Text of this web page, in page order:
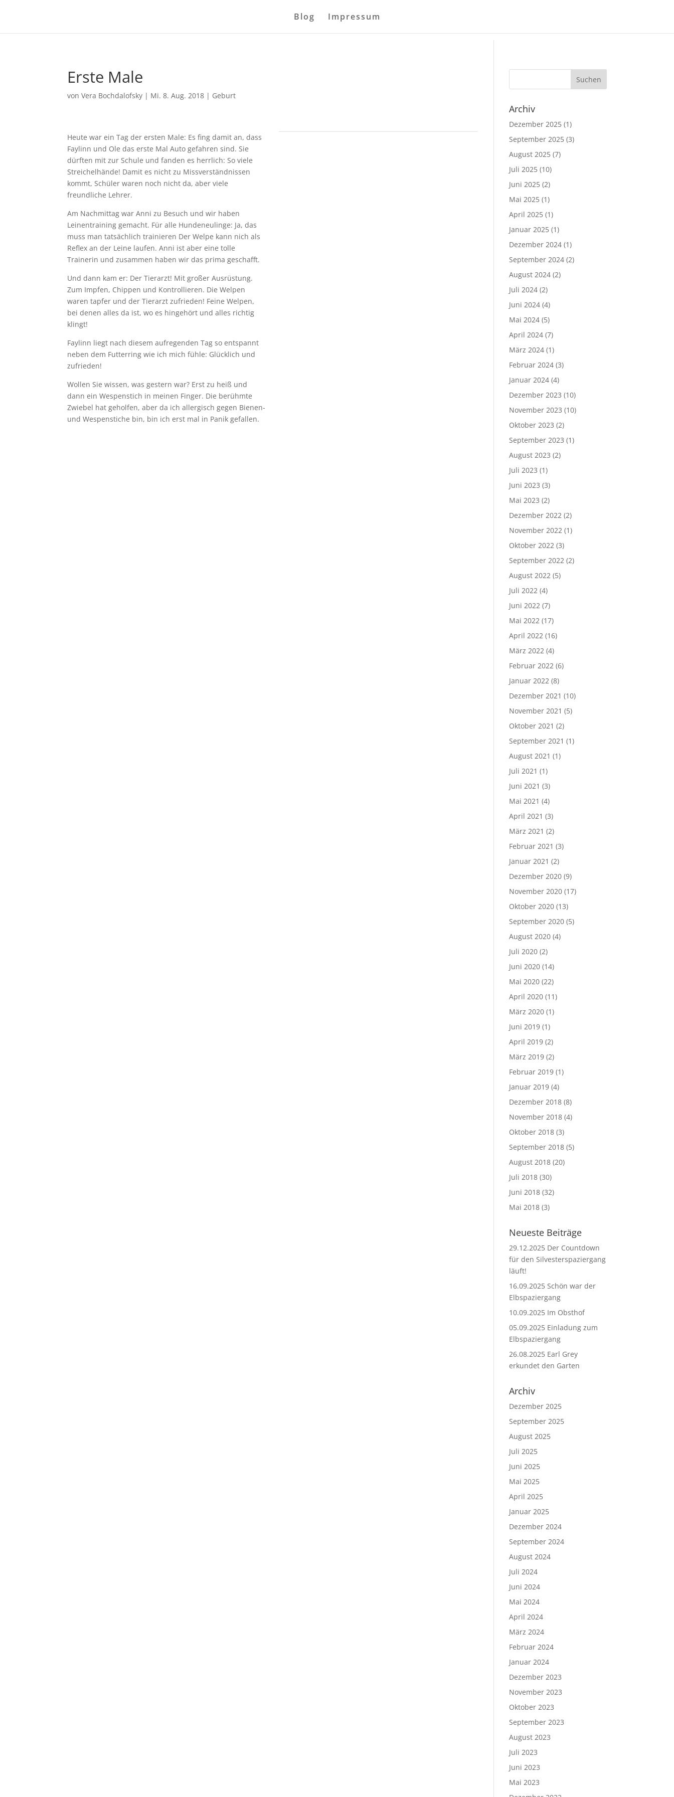
Blog Impressum
Erste Male
vonVera Bochdalofsky | Mi. 8. Aug. 2018 | Geburt
Heute war ein Tag der ersten Male: Es fing damit an, dass
Faylinn und Ole das erste Mal Auto gefahren sind. Sie
dürften mit zur Schule und fanden es herrlich: So viele
Streichelhände! Damit es nicht zu Missverständnissen
kommt, Schüler waren noch nicht da, aber viele
freundliche Lehrer.
Am Nachmittag war Anni zu Besuch und wir haben
Leinentraining gemacht. Für alle Hundeneulinge: Ja, das
muss man tatsächlich trainieren Der Welpe kann nich als
Reflex an der Leine laufen. Anni ist aber eine tolle
Trainerin und zusammen haben wir das prima geschafft.
Und dann kam er: Der Tierarzt! Mit großer Ausrüstung.
Zum Impfen, Chippen und Kontrollieren. Die Welpen
waren tapfer und der Tierarzt zufrieden! Feine Welpen,
bei denen alles da ist, wo es hingehört und alles richtig
klingt!
Faylinn liegt nach diesem aufregenden Tag so entspannt
neben dem Futterring wie ich mich fühle: Glücklich und
zufrieden!
Wollen Sie wissen, was gestern war? Erst zu heiß und
dann ein Wespenstich in meinen Finger. Die berühmte
Zwiebel hat geholfen, aber da ich allergisch gegen Bienen-
und Wespenstiche bin, bin ich erst mal in Panik gefallen.
Archiv
Dezember 2025 (1)
September 2025 (3)
August 2025 (7)
Juli 2025 (10)
Juni 2025 (2)
Mai 2025 (1)
April 2025 (1)
Januar 2025 (1)
Dezember 2024 (1)
September 2024 (2)
August 2024 (2)
Juli 2024 (2)
Juni 2024 (4)
Mai 2024 (5)
April 2024 (7)
März 2024 (1)
Februar 2024 (3)
Januar 2024 (4)
Dezember 2023 (10)
November 2023 (10)
Oktober 2023 (2)
September 2023 (1)
August 2023 (2)
Juli 2023 (1)
Juni 2023 (3)
Mai 2023 (2)
Dezember 2022 (2)
November 2022 (1)
Oktober 2022 (3)
September 2022 (2)
August 2022 (5)
Juli 2022 (4)
Juni 2022 (7)
Mai 2022 (17)
April 2022 (16)
März 2022 (4)
Februar 2022 (6)
Januar 2022 (8)
Dezember 2021 (10)
November 2021 (5)
Oktober 2021 (2)
September 2021 (1)
August 2021 (1)
Juli 2021 (1)
Juni 2021 (3)
Mai 2021 (4)
April 2021 (3)
März 2021 (2)
Februar 2021 (3)
Januar 2021 (2)
Dezember 2020 (9)
November 2020 (17)
Oktober 2020 (13)
September 2020 (5)
August 2020 (4)
Juli 2020 (2)
Juni 2020 (14)
Mai 2020 (22)
April 2020 (11)
März 2020 (1)
Juni 2019 (1)
April 2019 (2)
März 2019 (2)
Februar 2019 (1)
Januar 2019 (4)
Dezember 2018 (8)
November 2018 (4)
Oktober 2018 (3)
September 2018 (5)
August 2018 (20)
Juli 2018 (30)
Juni 2018 (32)
Mai 2018 (3)
Neueste Beiträge
29.12.2025 Der Countdown
für den Silvesterspaziergang
läuft!
16.09.2025 Schön war der
Elbspaziergang
10.09.2025 Im Obsthof
05.09.2025 Einladung zum
Elbspaziergang
26.08.2025 Earl Grey
erkundet den Garten
Archiv
Dezember 2025
September 2025
August 2025
Juli 2025
Juni 2025
Mai 2025
April 2025
Januar 2025
Dezember 2024
September 2024
August 2024
Juli 2024
Juni 2024
Mai 2024
April 2024
März 2024
Februar 2024
Januar 2024
Dezember 2023
November 2023
Oktober 2023
September 2023
August 2023
Juli 2023
Juni 2023
Mai 2023